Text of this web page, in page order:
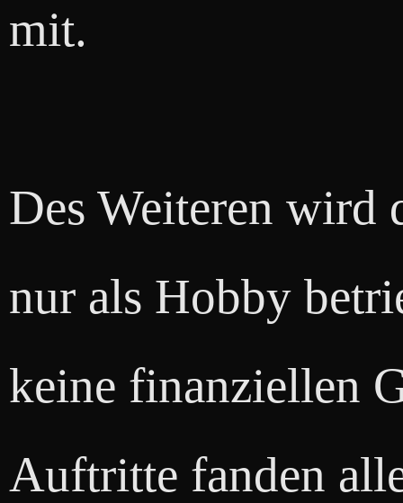
mit.
Des Weiteren
nur als Hobby
keine finanziellen
Auftritte fanden